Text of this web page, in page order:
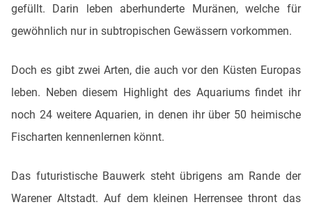
gefüllt. Darin leben aberhunderte Muränen, welche für
gewöhnlich nur in subtropischen Gewässern vorkommen.
Doch es gibt zwei Arten, die auch vor den Küsten Europas
leben. Neben diesem Highlight des Aquariums findet ihr
noch 24 weitere Aquarien, in denen ihr über 50 heimische
Fischarten kennenlernen könnt.
Das futuristische Bauwerk steht übrigens am Rande der
Warener Altstadt. Auf dem kleinen Herrensee thront das